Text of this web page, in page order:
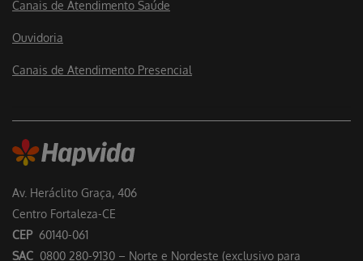
Av. Heráclito Graça, 406
Centro Fortaleza-CE
CEP 60140-061
SAC 0800 280-9130 – Norte e Nordeste (exclusivo para
Canais de Atendimento Saúde
Ouvidoria
Canais de Atendimento Presencial